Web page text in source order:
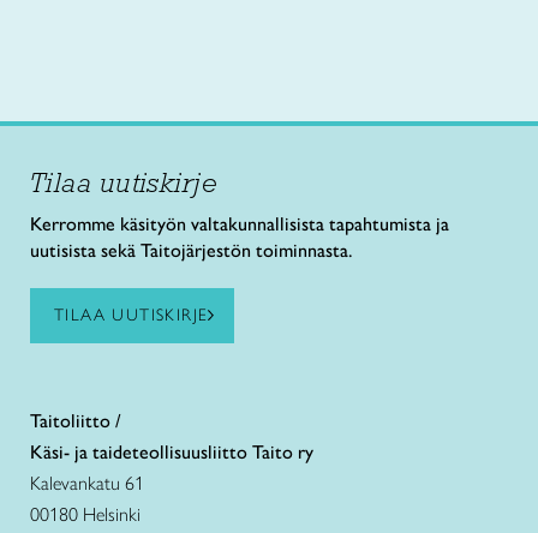
Tilaa uutiskirje
Kerromme käsityön valtakunnallisista tapahtumista ja
uutisista sekä Taitojärjestön toiminnasta.
TILAA UUTISKIRJE
Taitoliitto /
Käsi- ja taideteollisuusliitto Taito ry
Kalevankatu 61
00180 Helsinki